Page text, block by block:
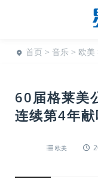
首页 > 音乐 > 欧美
60届格莱美
连续第4年献
欧美